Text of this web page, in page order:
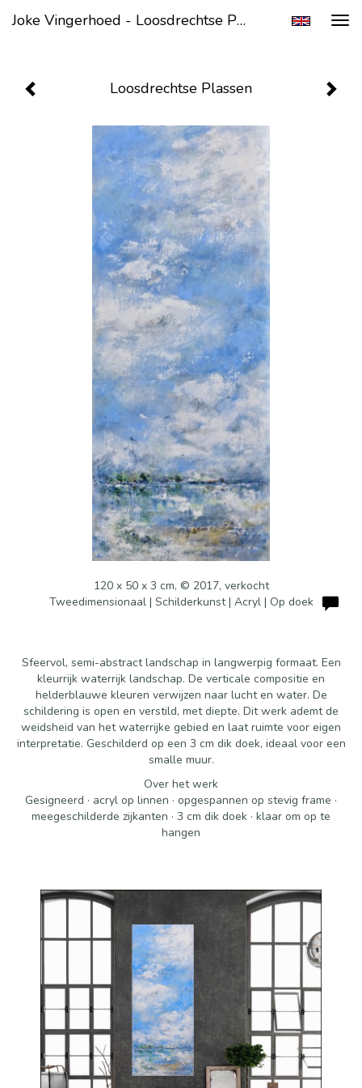
Joke Vingerhoed - Loosdrechtse Plassen
Loosdrechtse Plassen
120 x 50 x 3 cm, © 2017, verkocht
Tweedimensionaal | Schilderkunst | Acryl | Op doek
Sfeervol, semi-abstract landschap in langwerpig formaat. Een
kleurrijk waterrijk landschap. De verticale compositie en
helderblauwe kleuren verwijzen naar lucht en water. De
schildering is open en verstild, met diepte. Dit werk ademt de
weidsheid van het waterrijke gebied en laat ruimte voor eigen
interpretatie. Geschilderd op een 3 cm dik doek, ideaal voor een
smalle muur.
Over het werk
Gesigneerd · acryl op linnen · opgespannen op stevig frame ·
meegeschilderde zijkanten · 3 cm dik doek · klaar om op te
hangen